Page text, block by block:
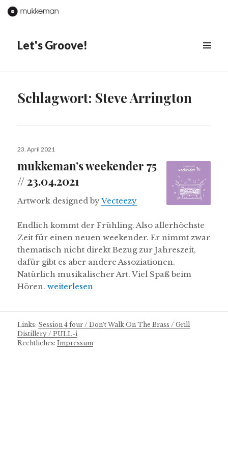
Let's Groove!
WIDGETS
Schlagwort: Steve Arrington
Veröffentlicht
23. April 2021
mukkeman’s weekender 75
// 23.04.2021
Artwork designed byVecteezy
Endlich kommt der Frühling. Also allerhöchste
Zeit für einen neuen weekender. Er nimmt zwar
thematisch nicht direkt Bezug zur Jahreszeit,
dafür gibt es aber andere Assoziationen.
Natürlich musikalischer Art. Viel Spaß beim
Hören.„mukkeman’s weekender 75 // 23.04.2021“
weiterlesen
Links: Session 4 four /Don′t Walk On The Brass /Grill
Distillery /PULL-i
Rechtliches:Impressum